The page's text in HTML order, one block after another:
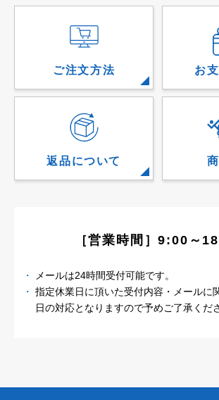
ご注文方法 お
返品について
［営業時間］9:00～
メールは24時間受付可能です。
指定休業日に頂いた受付内容・メールに
日の対応となりますので予めご了承くだ